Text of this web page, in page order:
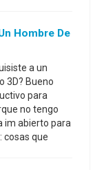
Hombre De
a un
3D? Bueno
para
no tengo
im abierto para
cosas que